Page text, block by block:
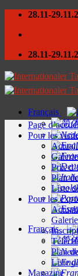
Skip
content
28.11-
28.11-
Français
Français
Page
Pour les
Prix
Plan
Liste
Pour les
Plan
Liste
Magazine